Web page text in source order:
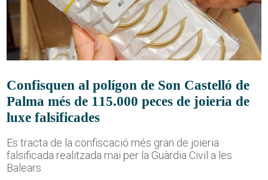
Confisquen al polígon de Son Castelló de
Palma més de 115.000 peces de joieria de
luxe falsificades
Es tracta de la confiscació més gran de joieria
falsificada realitzada mai per la Guàrdia Civil a les
Balears